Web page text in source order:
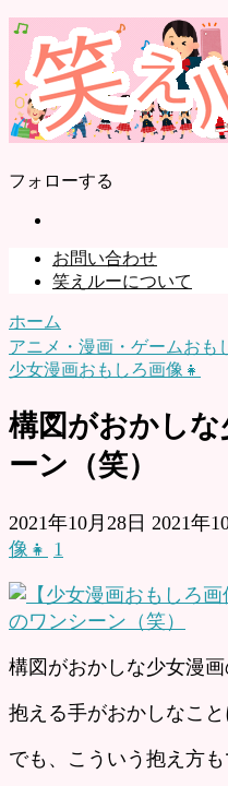
フォローする
お問い合わせ
笑えルーについて
ホーム
アニメ・漫画・ゲームおも
少女漫画おもしろ画像👧
構図がおかし
ーン（笑）
2021年10月28日 2021年
像👧 1
構図がおかしな少女漫画
抱える手がおかしなこ
でも、こういう抱え方